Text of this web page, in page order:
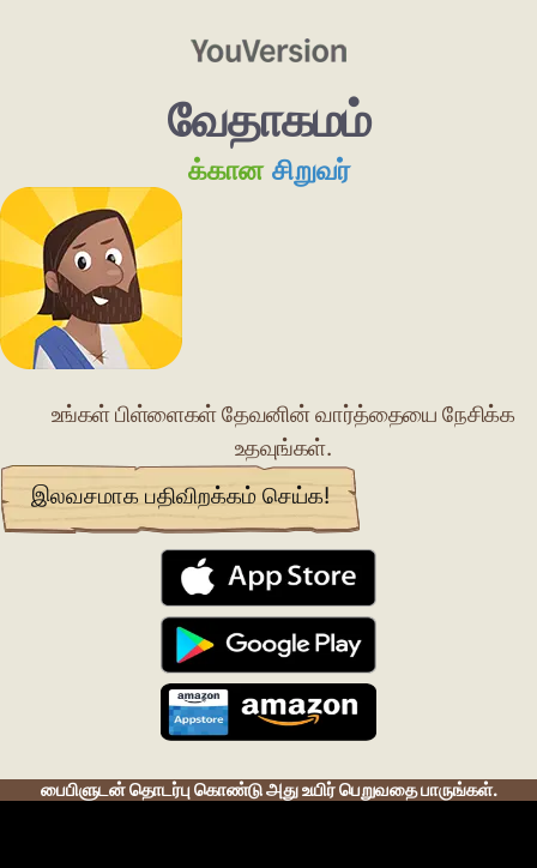
வேதாகமம்
க்கான சிறுவர்
உங்கள் பிள்ளைகள் தேவனின் வார்த்தையை நேசிக்க
உதவுங்கள்.
இலவசமாக பதிவிறக்கம் செய்க!
பைபிளுடன் தொடர்பு கொண்டு அது உயிர் பெறுவதை பாருங்கள்.